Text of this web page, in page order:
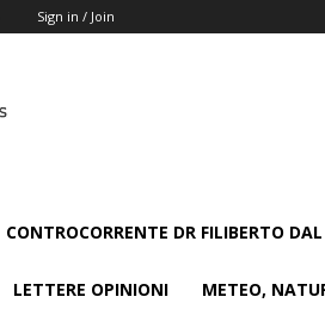
Sign in / Join
CONTROCORRENTE DR FILIBERTO
LETTERE OPINIONI METEO,